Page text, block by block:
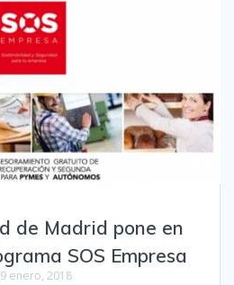
de Madrid pone en
SOS Empresa
enero, 2018